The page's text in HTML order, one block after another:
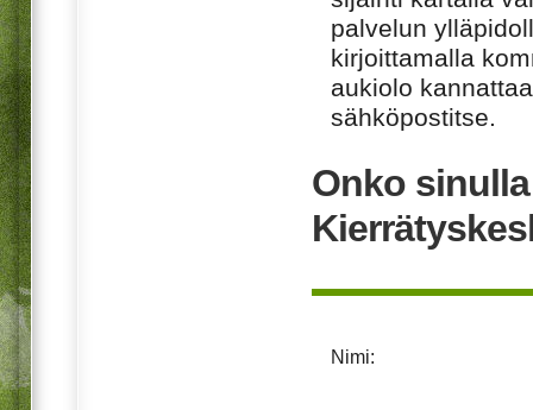
palvelun
kirjoittamalla
aukiolo
sähköpostitse.
Onko
Nimi: